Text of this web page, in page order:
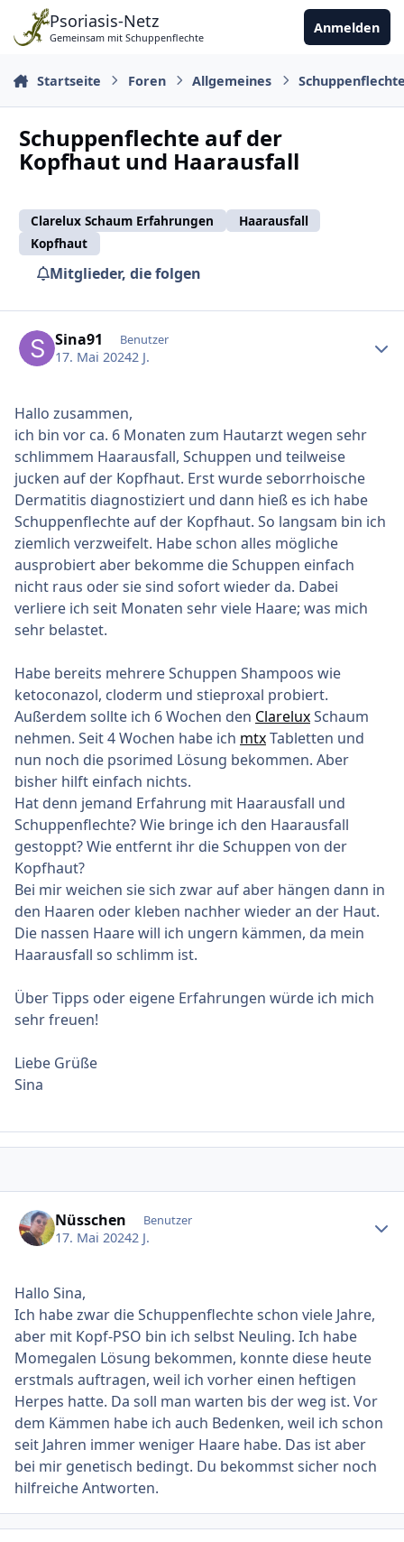
Zu Inhalt springen
Psoriasis-Netz
Gemeinsam mit Schuppenflechte
Anmelden
Startseite Foren Allgemeines
Schuppenflechte auf der
Kopfhaut und Haarausfall
Clarelux Schaum Erfahrungen
Haarausfall
Kopfhaut
Mitglieder, die folgen
Sina91 Benutzer
17. Mai 20242 J.
Hallo zusammen,
ich bin vor ca. 6 Monaten zum Hautarzt wegen sehr
schlimmem Haarausfall, Schuppen und teilweise
jucken auf der Kopfhaut. Erst wurde seborrhoische
Dermatitis diagnostiziert und dann hieß es ich habe
Schuppenflechte auf der Kopfhaut. So langsam bin ich
ziemlich verzweifelt. Habe schon alles mögliche
ausprobiert aber bekomme die Schuppen einfach
nicht raus oder sie sind sofort wieder da. Dabei
verliere ich seit Monaten sehr viele Haare; was mich
sehr belastet.
Habe bereits mehrere Schuppen Shampoos wie
ketoconazol, cloderm und stieproxal probiert.
Außerdem sollte ich 6 Wochen den ClareluxSchaum
nehmen. Seit 4 Wochen habe ich mtxTabletten und
nun noch die psorimed Lösung bekommen. Aber
bisher hilft einfach nichts.
Hat denn jemand Erfahrung mit Haarausfall und
Schuppenflechte? Wie bringe ich den Haarausfall
gestoppt? Wie entfernt ihr die Schuppen von der
Kopfhaut?
Bei mir weichen sie sich zwar auf aber hängen dann in
den Haaren oder kleben nachher wieder an der Haut.
Die nassen Haare will ich ungern kämmen, da mein
Haarausfall so schlimm ist.
Über Tipps oder eigene Erfahrungen würde ich mich
sehr freuen!
Liebe Grüße
Sina
Nüsschen Benutzer
17. Mai 20242 J.
Hallo Sina,
Ich habe zwar die Schuppenflechte schon viele Jahre,
aber mit Kopf-PSO bin ich selbst Neuling. Ich habe
Momegalen Lösung bekommen, konnte diese heute
erstmals auftragen, weil ich vorher einen heftigen
Herpes hatte. Da soll man warten bis der weg ist. Vor
dem Kämmen habe ich auch Bedenken, weil ich schon
seit Jahren immer weniger Haare habe. Das ist aber
bei mir genetisch bedingt. Du bekommst sicher noch
hilfreiche Antworten.